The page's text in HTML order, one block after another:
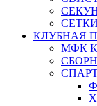
КЛУБНАЯ
МФК